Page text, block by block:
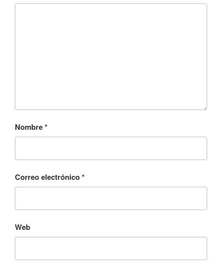
Nombre*
Correo electrónico*
Web